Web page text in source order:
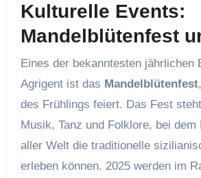
Kulturelle Events:
Mandelblütenfest
Eines der bekanntesten jährlichen
Agrigent ist das Mandelblütenfest
des Frühlings feiert. Das Fest
Musik, Tanz und Folklore, bei dem
aller Welt die traditionelle
erleben können. 2025 werden im